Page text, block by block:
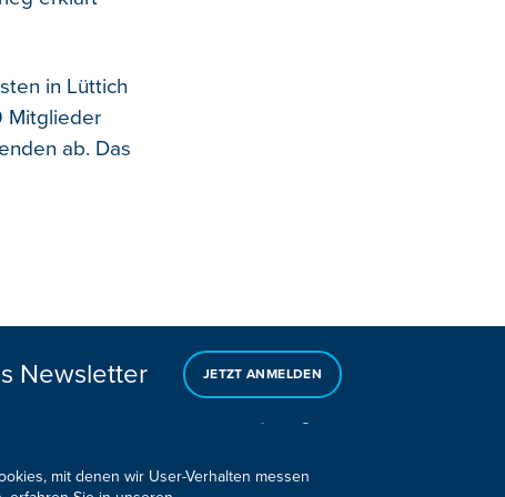
in Lüttich
Mitglieder
ab. Das
Newsletter JETZT ANMELDEN
mit denen wir User-Verhalten messen